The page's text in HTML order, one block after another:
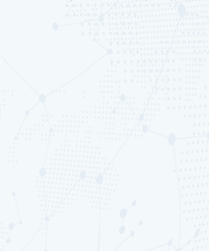
水线、多爪搅拌炒锅、行星搅
、压力式滤油机等食品加工
境，给出合理方案) 质量保证